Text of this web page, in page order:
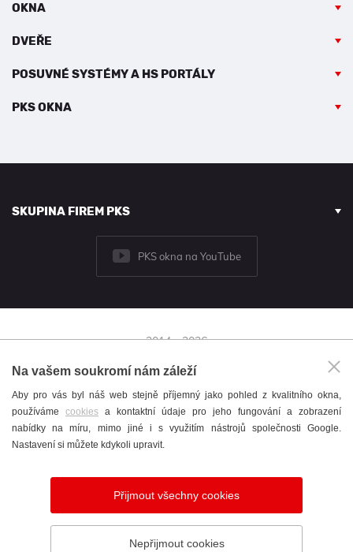
OKNA
DVEŘE
POSUVNÉ SYSTÉMY A HS PORTÁLY
PKS OKNA
SKUPINA FIREM PKS
PKS okna na YouTube
2014 - 2026
Brněnská 126/38,
591 01 Žďár nad Sázavou
+420 566 697 301
okna@pks.cz
Vytvořil webProgress
Na vašem soukromí nám záleží
Aby pro vás byl náš web stejně příjemný jako pohled z kvalitního okna,
používáme cookies a kontaktní údaje pro jeho fungování a zobrazení
nabídky na míru, mimo jiné i s využitím nástrojů společnosti Google.
Nastavení si můžete kdykoli upravit.
Přijmout všechny cookies
Nepřijmout cookies